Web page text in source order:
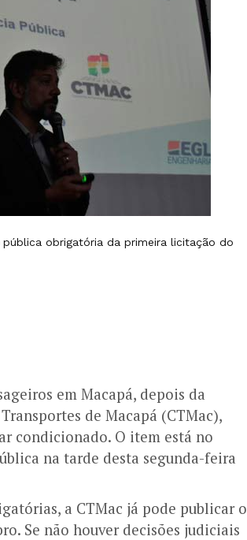
pública obrigatória da primeira licitação do
em Macapá, depois da
de Macapá (CTMac),
condicionado. O item está no
na tarde desta segunda-feira
a CTMac já pode publicar o
Se não houver decisões judiciais